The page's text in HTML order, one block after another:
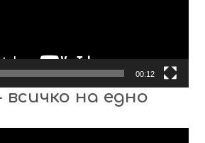
00:12
всичко на едно